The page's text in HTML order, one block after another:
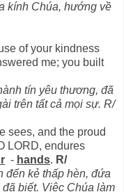
kính Chúa, hướng về
of your kindness
me; you built
tín yêu thương, đã
trên tất cả mọi sự. R/
sees, and the proud
LORD, endures
- hands. R/
đến kẻ thấp hèn, đứa
biết. Việc Chúa làm